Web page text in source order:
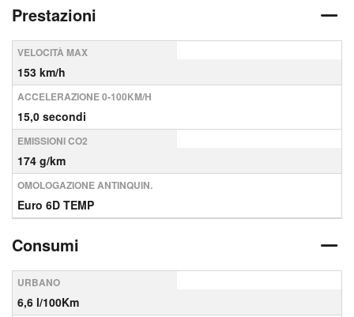
Prestazioni
VELOCITÀ MAX
153 km/h
ACCELERAZIONE 0-100KM/H
15,0 secondi
EMISSIONI CO2
174 g/km
OMOLOGAZIONE ANTINQUIN.
Euro 6D TEMP
Consumi
URBANO
6,6 l/100Km